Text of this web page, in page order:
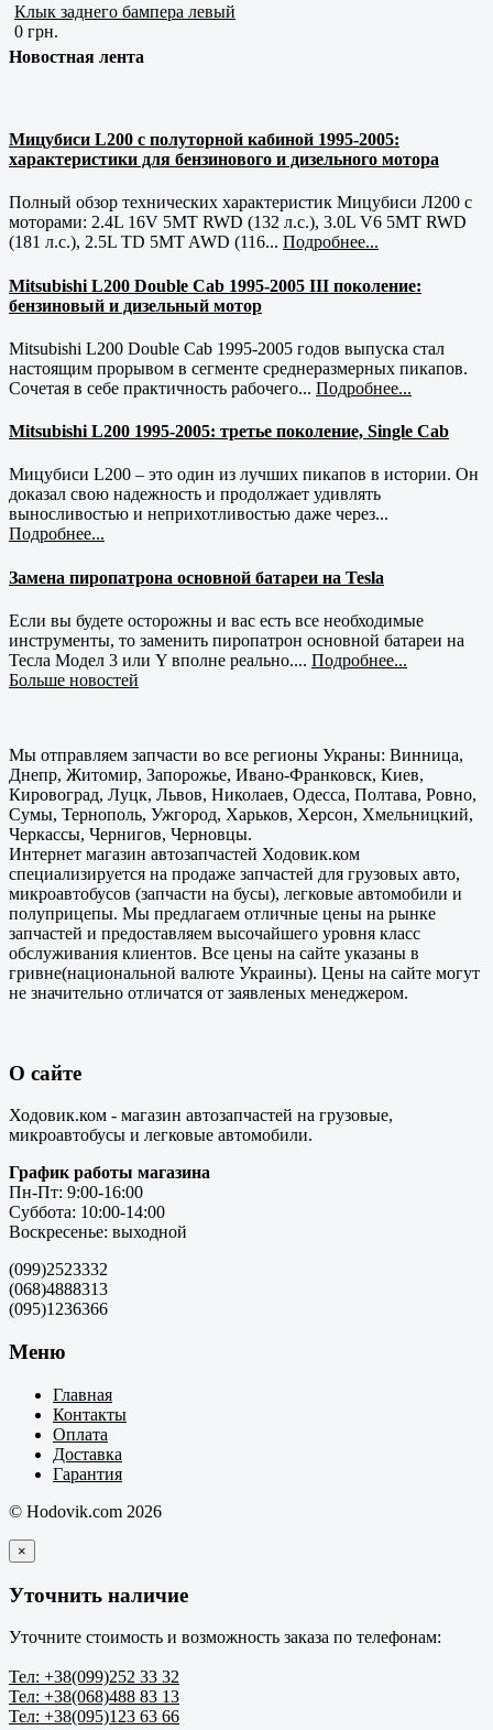
Клык заднего бампера левый
0 грн.
Новостная лента
Мицубиси L200 с полуторной кабиной 1995-2005:
характеристики для бензинового и дизельного мотора
Полный обзор технических характеристик Мицубиси Л200 с
моторами: 2.4L 16V 5MT RWD (132 л.с.), 3.0L V6 5MT RWD
(181 л.с.), 2.5L TD 5MT AWD (116... Подробнее...
Mitsubishi L200 Double Cab 1995-2005 III поколение:
бензиновый и дизельный мотор
Mitsubishi L200 Double Cab 1995-2005 годов выпуска стал
настоящим прорывом в сегменте среднеразмерных пикапов.
Сочетая в себе практичность рабочего... Подробнее...
Mitsubishi L200 1995-2005: третье поколение, Single Cab
Мицубиси L200 – это один из лучших пикапов в истории. Он
доказал свою надежность и продолжает удивлять
выносливостью и неприхотливостью даже через...
Подробнее...
Замена пиропатрона основной батареи на Tesla
Если вы будете осторожны и вас есть все необходимые
инструменты, то заменить пиропатрон основной батареи на
Тесла Модел 3 или Y вполне реально.... Подробнее...
Больше новостей
Мы отправляем запчасти во все регионы Украны: Винница,
Днепр, Житомир, Запорожье, Ивано-Франковск, Киев,
Кировоград, Луцк, Львов, Николаев, Одесса, Полтава, Ровно,
Сумы, Тернополь, Ужгород, Харьков, Херсон, Хмельницкий,
Черкассы, Чернигов, Черновцы.
Интернет магазин автозапчастей Ходовик.ком
специализируется на продаже запчастей для грузовых авто,
микроавтобусов (запчасти на бусы), легковые автомобили и
полуприцепы. Мы предлагаем отличные цены на рынке
запчастей и предоставляем высочайшего уровня класс
обслуживания клиентов. Все цены на сайте указаны в
гривне(национальной валюте Украины). Цены на сайте могут
не значительно отличатся от заявленых менеджером.
О сайте
Ходовик.ком - магазин автозапчастей на грузовые,
микроавтобусы и легковые автомобили.
График работы магазина
Пн-Пт: 9:00-16:00
Суббота: 10:00-14:00
Воскресенье: выходной
(099)2523332
(068)4888313
(095)1236366
Меню
Главная
Контакты
Оплата
Доставка
Гарантия
© Hodovik.com 2026
×
Уточнить наличие
Уточните стоимость и возможность заказа по телефонам:
Тел: +38(099)252 33 32
Тел: +38(068)488 83 13
Тел: +38(095)123 63 66